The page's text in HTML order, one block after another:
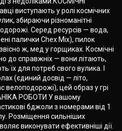
виступають у ролі космічних
збираючи різноманітні
Серед ресурсів — вода,
палички Chex Mix), пилок
ж, мед у горщиках. Космічні
до справжніх — вони літають,
їх для потреб свого вулика. І
(єдиний досвід — літо,
велоподорожі), цей образ у грі
РОБОТИ У вашому
бджоли з номерами від 1
Розміщення сильніших
виконувати ефективніші дії.